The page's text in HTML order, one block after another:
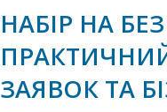
НАБІР НА
ЗАЯВОК ТА